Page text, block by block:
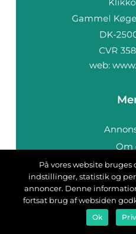
web:
Om
På vores website
indstillinger, statistik og
annoncer. Denne
fortsat brug af websiden
Ok